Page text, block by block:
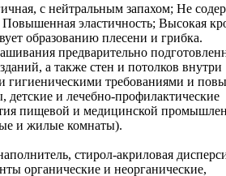
с нейтральным запахом; Не
эластичность; Высокая
образованию плесени и грибка.
предварительно
а также стен и потолков внутри
гигиеническими требованиями и
и лечебно-профилактические
пищевой и медицинской
и жилые комнаты).
стирол-акриловая
органические и неорганические,